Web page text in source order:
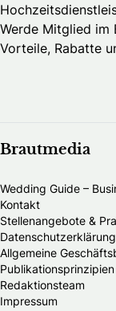
Werde Mitglied im
Vorteile, Rabatte
Brautmedia
Wedding Guide –
Kontakt
Stellenangebote &
Datenschutzerklärung
Allgemeine
Publikationsprinzipien
Redaktionsteam
Impressum